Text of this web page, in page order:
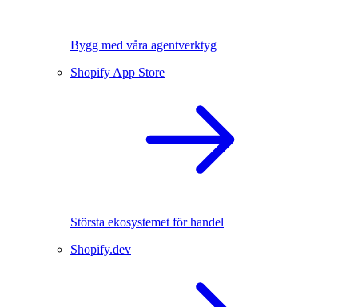
Bygg med våra agentverktyg
Shopify App Store
Största ekosystemet för handel
Shopify.dev